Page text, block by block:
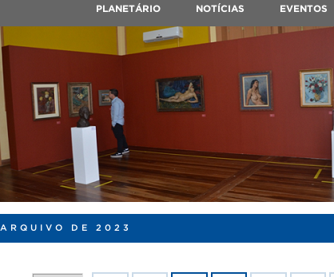
PLANETÁRIO NOTÍCIAS EVENTOS
ARQUIVO DE 2023